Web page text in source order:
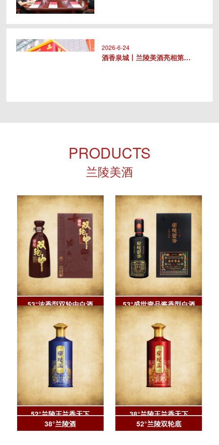
2026-6-24
酒香泉城丨兰陵美酒亮相第十届中华..
PRODUCTS
兰陵美酒
53°浓香型双轮中白酒 53°盛世壹品酱香型白酒
52°兰陵王兰香天下
38°兰陵王兰香天下
38°兰陵酒
52°兰陵双轮底